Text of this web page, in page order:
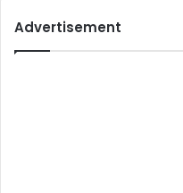
Advertisement